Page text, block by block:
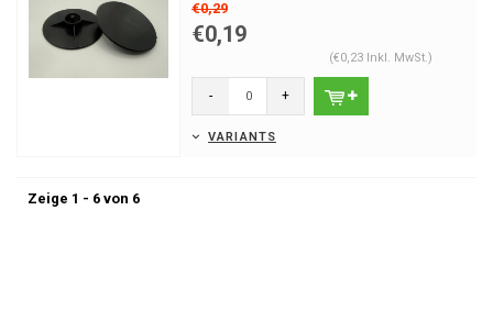
€0,29
€0,19
(€0,23 Inkl. MwSt.)
- +
VARIANTS
Zeige 1 - 6 von 6